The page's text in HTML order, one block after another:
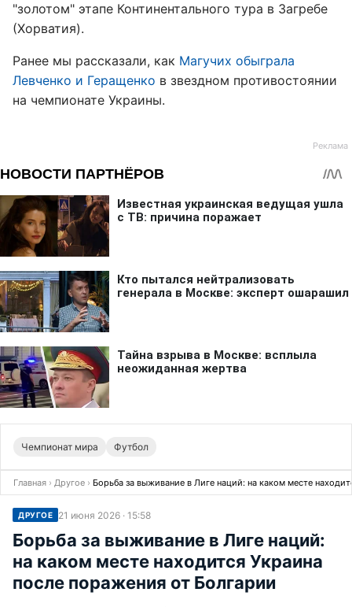
"золотом" этапе Континентального тура в Загребе
(Хорватия).
Ранее мы рассказали, как Магучих обыграла
Левченко и Геращенко в звездном противостоянии
на чемпионате Украины.
Чемпионат мира Футбол
Главная › Другое › Борьба за выживание в Лиге наций: на каком месте
ДРУГОЕ 21 июня 2026 · 15:58
Борьба за выживание в Лиге наций:
на каком месте находится Украина
после поражения от Болгарии